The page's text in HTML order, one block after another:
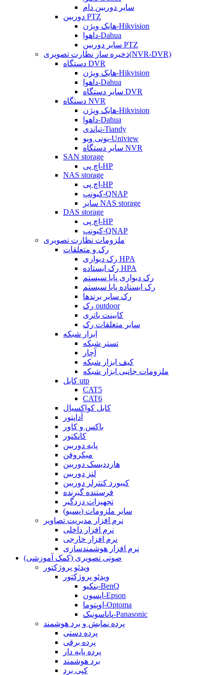
سایر دوربین دام
دوربین PTZ
هایک ویژن-Hikvision
داهوا-Dahua
سایر دوربین PTZ
ذخیره ساز نظارت تصویری(NVR-DVR)
دستگاه DVR
هایک ویژن-Hikvision
داهوا-Dahua
سایر دستگاه DVR
دستگاه NVR
هایک ویژن-Hikvision
داهوا-Dahua
تیاندی-Tiandy
یونی ویو-Uniview
سایر دستگاه NVR
SAN storage
اچ پی-HP
NAS storage
اچ پی-HP
کیونپ-QNAP
سایر NAS storage
DAS storage
اچ پی-HP
کیونپ-QNAP
ملزومات نظارت تصویری
رک و متعلقات
رک دیواری HPA
رک ایستاده HPA
رک دیواری پایا سیستم
رک ایستاده پایا سیستم
رک سایر برندها
رک outdoor
کابینت باتری
سایر متعلقات رک
ابزار شبکه
تستر شبکه
آچار
کیف ابزار شبکه
ملزومات جانبی ابزار شبکه
کابل utp
CAT5
CAT6
کابل کواکسیال
آداپتور
باکس و کاور
کانکتور
پایه دوربین
میکروفن
هارددیسک دوربین
لنز دوربین
کیبورد کنترلر دوربین
فرستنده گیرنده
تجهیزات دزدگیر
سایر ملزومات (پسیو)
نرم افزار مدیریت تصاویر
نرم افزار داخلی
نرم افزار خارجی
نرم افزار هوشمندسازی
صوتی تصویری (کمک آموزشی)
ویدئو پروژکتور
ویدئو پروژکتور
بنکیو-BenQ
اپسون-Epson
اوپتوما-Optoma
پاناسونیک-Panasonic
پرده نمایش و برد هوشمند
پرده دستی
پرده برقی
پرده پایه دار
برد هوشمند
کپی برد